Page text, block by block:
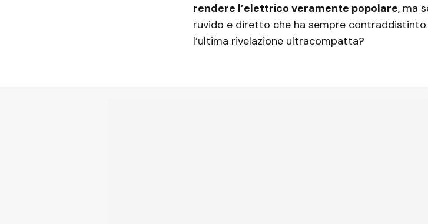
rendere l’elettrico veramente popolare, ma
ruvido e diretto che ha sempre contraddistinto
l’ultima rivelazione ultracompatta?